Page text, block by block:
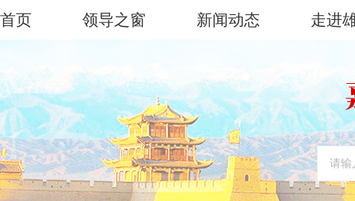
首页 领导之窗 新闻动态 走进